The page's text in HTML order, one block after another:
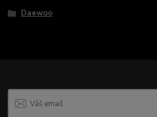
Daewoo